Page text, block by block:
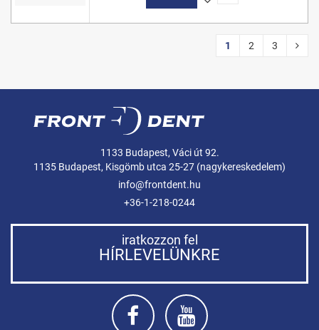
1 2 3
1133 Budapest, Váci út 92.
1135 Budapest, Kisgömb utca 25-27 (nagykereskedelem)
info@frontdent.hu
+36-1-218-0244
iratkozzon fel
HÍRLEVELÜNKRE